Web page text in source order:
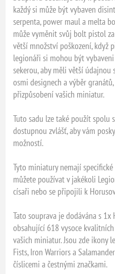
každý si může být vybaven
serpenta, power maul a melta
může vyměnit svůj bolt pistol
větší množství poškození, když
legionáři si mohou být
sekerou, aby měli větší údajnou
osmi designech a výběr
přizpůsobení vašich miniatur.
Tuto sadu lze také použít spolu
dostupnou zvlášť, aby vám
možností.
Tyto miniatury nemají
můžete používat v jakékoli
císaři nebo se připojili k
Tato souprava je dodávána s 1x
obsahující 618 vysoce
vašich miniatur. Jsou zde ikony
Fists, Iron Warriors a
číslicemi a čestnými značkami.